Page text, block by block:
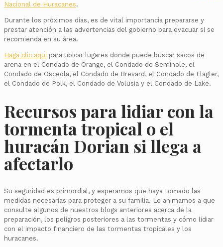
Nacional de Huracanes.
Durante los próximos días, es de vital importancia prepararse y
prestar atención a las advertencias del gobierno para evacuar si se
recomienda en su área.
Haga clic aquí para ubicar lugares donde puede buscar sacos de
arena en el Condado de Orange, el Condado de Seminole, el
Condado de Osceola, el Condado de Brevard, el Condado de Flagler,
el Condado de Polk, el Condado de Volusia y el Condado de Lake.
Recursos para lidiar con la
tormenta tropical o el
huracán Dorian si llega a
afectarlo
Su seguridad es primordial, y esperamos que haya tomado las
medidas necesarias para proteger a su familia. Le animamos a que
consulte algunos de nuestros blogs anteriores acerca de la
preparación, los peligros posteriores a las tormentas y cómo lidiar
con el impacto financiero de las tormentas tropicales y los
huracanes.